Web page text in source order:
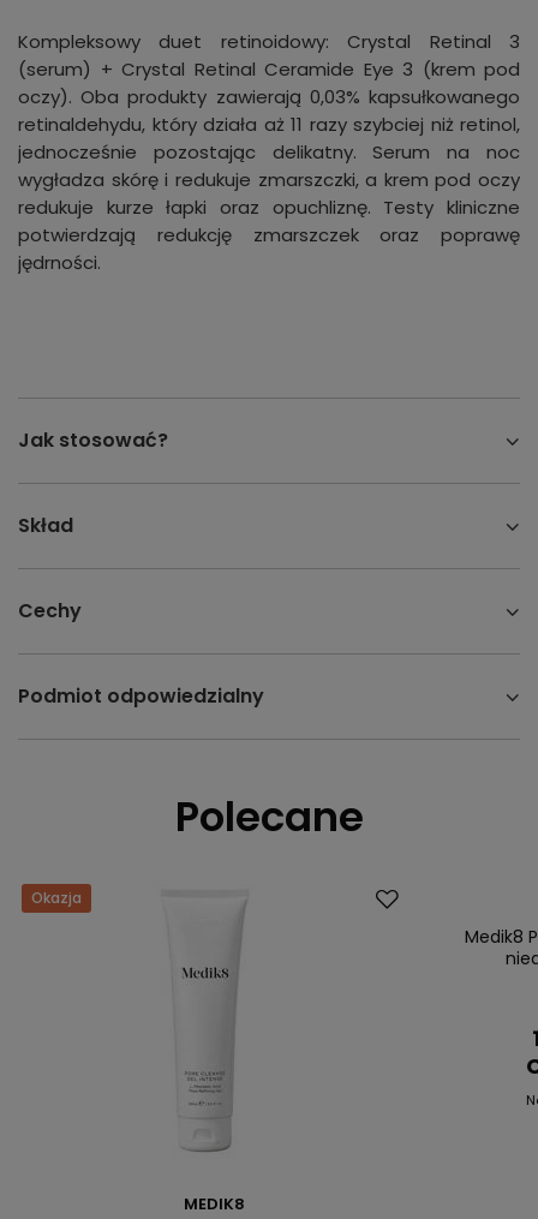
Kompleksowy duet retinoidowy: Crystal Retinal 3
(serum) + Crystal Retinal Ceramide Eye 3 (krem pod
oczy). Oba produkty zawierają 0,03% kapsułkowanego
retinaldehydu, który działa aż 11 razy szybciej niż retinol,
jednocześnie pozostając delikatny. Serum na noc
wygładza skórę i redukuje zmarszczki, a krem pod oczy
redukuje kurze łapki oraz opuchliznę. Testy kliniczne
potwierdzają redukcję zmarszczek oraz poprawę
jędrności.
Jak stosować?
Skład
Cechy
Podmiot odpowiedzialny
Polecane
Okazja
MEDIK8
OkazjaMedik8